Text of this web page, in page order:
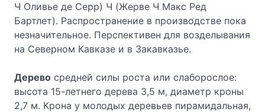
Ч Оливье де Серр) Ч (Жерве Ч Макс Ред
Бартлет). Распространение в производстве пока
незначительное. Перспек­тивен для возделывания
на Северном Кавказе и в Закавказье.
Дерево средней силы роста или слаборос­лое:
высота 15-летнего дерева 3,5 м, диаметр кроны
2,7 м. Крона у молодых деревьев пирамидальная,